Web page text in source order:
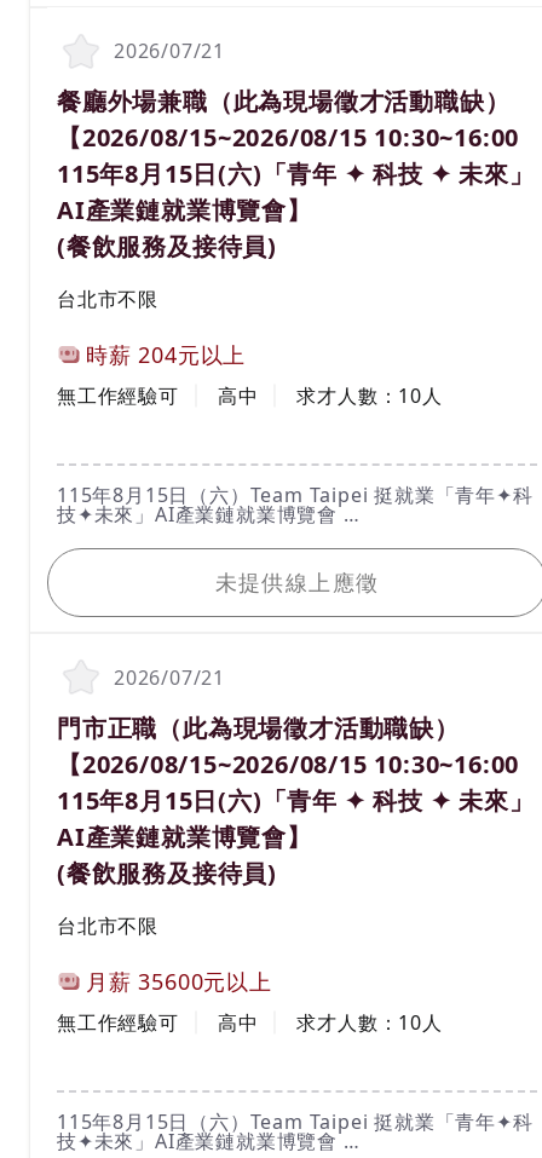
網查詢https://okwork.gov.taipei
1.具研發能力。
2.具製造與生產經驗，配合量產技轉。
3.配合公司流程規範、配合開店作業。
2026/07/21
職務名稱(職業類別)
餐廳外場兼職（此為現場徵才活動職缺）
【2026/08/15~2026/08/15 10:30~16:00
115年8月15日(六)「青年 ✦ 科技 ✦ 未來」
AI產業鏈就業博覽會】
(餐飲服務及接待員)
台北市不限
時薪 204元以上
工作經驗
無工作經驗可 高中 求才人數： 10人
工作內容
115年8月15日（六）Team Taipei 挺就業「青年✦科
技✦未來」AI產業鏈就業博覽會
00（請於１５：３０前入場）
活動地點：圓山花博爭艷館（臺北市中山區玉門街1
洽詢電話：02-2338-0277
網查詢https://okwork.gov.taipei
1. 客人接待、引導、餐具擺設、餐點介紹、點餐、環
2. 負責商品的進貨、銷售管理及庫存管理
我要應徵
未提供線上應徵
2026/07/21
職務名稱(職業類別)
門市正職（此為現場徵才活動職缺）
【2026/08/15~2026/08/15 10:30~16:00
115年8月15日(六)「青年 ✦ 科技 ✦ 未來」
AI產業鏈就業博覽會】
(餐飲服務及接待員)
台北市不限
月薪 35600元以上
工作經驗
無工作經驗可
學歷
高中 求才人數： 10人
工作內容
115年8月15日（六）Team Taipei 挺就業「青年✦科
技✦未來」AI產業鏈就業博覽會